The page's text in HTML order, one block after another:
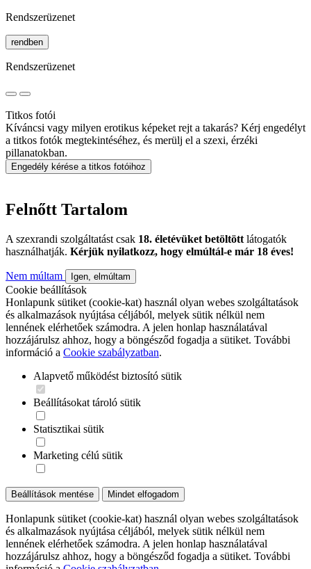
Rendszerüzenet
rendben
Rendszerüzenet
Titkos fotói
Kíváncsi vagy milyen erotikus képeket rejt a takarás? Kérj engedélyt
a titkos fotók megtekintéséhez, és merülj el a szexi, érzéki
pillanatokban.
Engedély kérése a titkos fotóihoz
Felnőtt Tartalom
A szexrandi szolgáltatást csak 18. életévüket betöltött látogatók
használhatják. Kérjük nyilatkozz, hogy elmúltál-e már 18 éves!
Nem múltam Igen, elmúltam
Cookie beállítások
Honlapunk sütiket (cookie-kat) használ olyan webes szolgáltatások
és alkalmazások nyújtása céljából, melyek sütik nélkül nem
lennének elérhetőek számodra. A jelen honlap használatával
hozzájárulsz ahhoz, hogy a böngésződ fogadja a sütiket. További
információ a Cookie szabályzatban.
Alapvető működést biztosító sütik
Beállításokat tároló sütik
Statisztikai sütik
Marketing célú sütik
Beállítások mentése Mindet elfogadom
Honlapunk sütiket (cookie-kat) használ olyan webes szolgáltatások
és alkalmazások nyújtása céljából, melyek sütik nélkül nem
lennének elérhetőek számodra. A jelen honlap használatával
hozzájárulsz ahhoz, hogy a böngésződ fogadja a sütiket. További